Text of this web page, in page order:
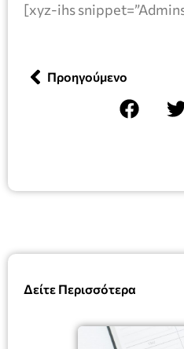
Δείτε Περισσότερα
[xyz-ihs
Προηγούμενο